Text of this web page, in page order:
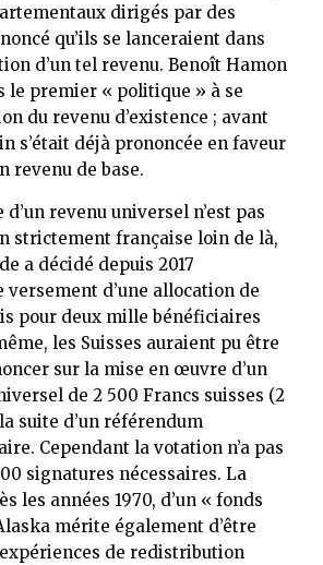
dirigés par des
qu’ils se lanceraient dans
d’un tel revenu. Benoît Hamon
le premier « politique » à se
du revenu d’existence ; avant
s’était déjà prononcée en faveur
revenu de base.
revenu universel n’est pas
strictement française loin de là,
a décidé depuis 2017
versement d’une allocation de
pour deux mille bénéficiaires
les Suisses auraient pu être
sur la mise en œuvre d’un
de 2 500 Francs suisses (2
suite d’un référendum
Cependant la votation n’a pas
signatures nécessaires. La
les années 1970, d’un « fonds
mérite également d’être
de redistribution